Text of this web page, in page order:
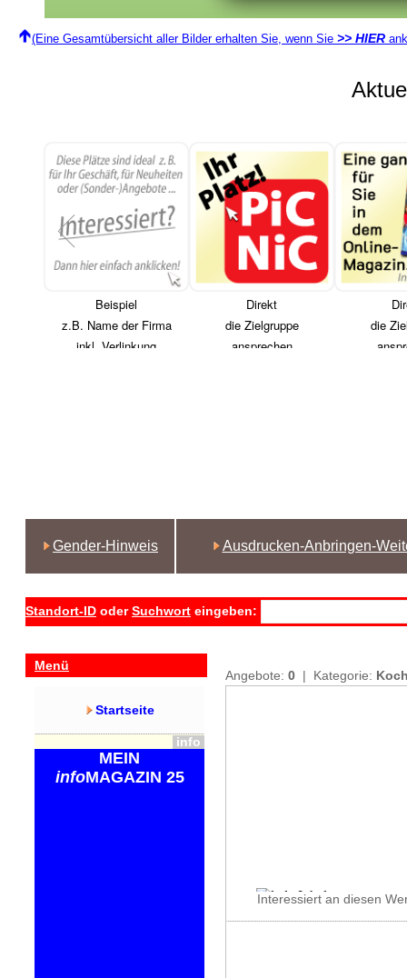
(Eine Gesamtübersicht aller Bilder erhalten Sie, wenn Sie >> HIER
Gender-Hinweis Ausdrucken-Anbringen-
Standort-ID oderSuchwort eingeben:
Menü
Startseite
info
MEIN
infoMAGAZIN 25
Angebote: 0 | Kategorie:
Interessiert an diesen